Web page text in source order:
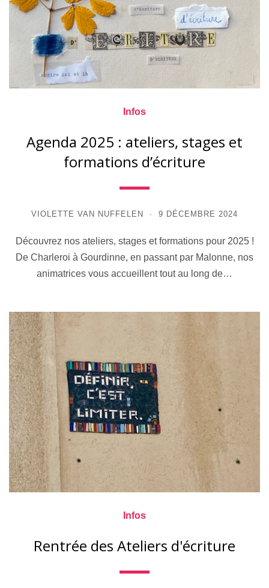
Infos
Agenda 2025 : ateliers, stages et
formations d’écriture
VIOLETTE VAN NUFFELEN 9 DÉCEMBRE 2024
Découvrez nos ateliers, stages et formations pour 2025 !
De Charleroi à Gourdinne, en passant par Malonne, nos
animatrices vous accueillent tout au long de…
Infos
Rentrée des Ateliers d'écriture